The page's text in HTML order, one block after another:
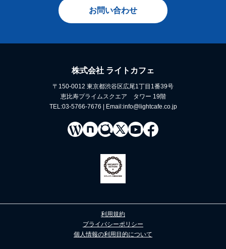
お問い合わせ
株式会社 ライトカフェ
〒150-0012 東京都渋谷区広尾1丁目1番39号
恵比寿プライムスクエア タワー 19階
TEL:03-5766-7676 | Email:info@lightcafe.co.jp
利用規約
プライバシーポリシー
個人情報の利用目的について